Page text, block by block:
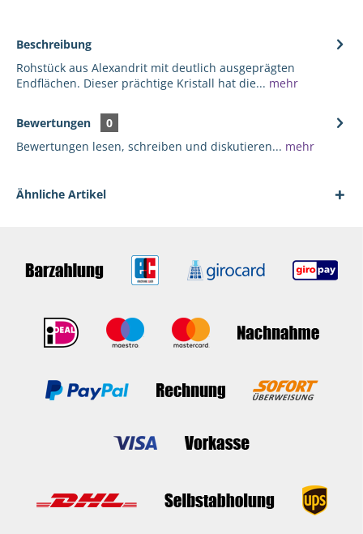
Beschreibung
Rohstück aus Alexandrit mit deutlich ausgeprägten
Endflächen. Dieser prächtige Kristall hat die... mehr
Bewertungen
0
Bewertungen lesen, schreiben und diskutieren... mehr
Ähnliche Artikel